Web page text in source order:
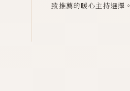
致推薦的暖心主持選擇。